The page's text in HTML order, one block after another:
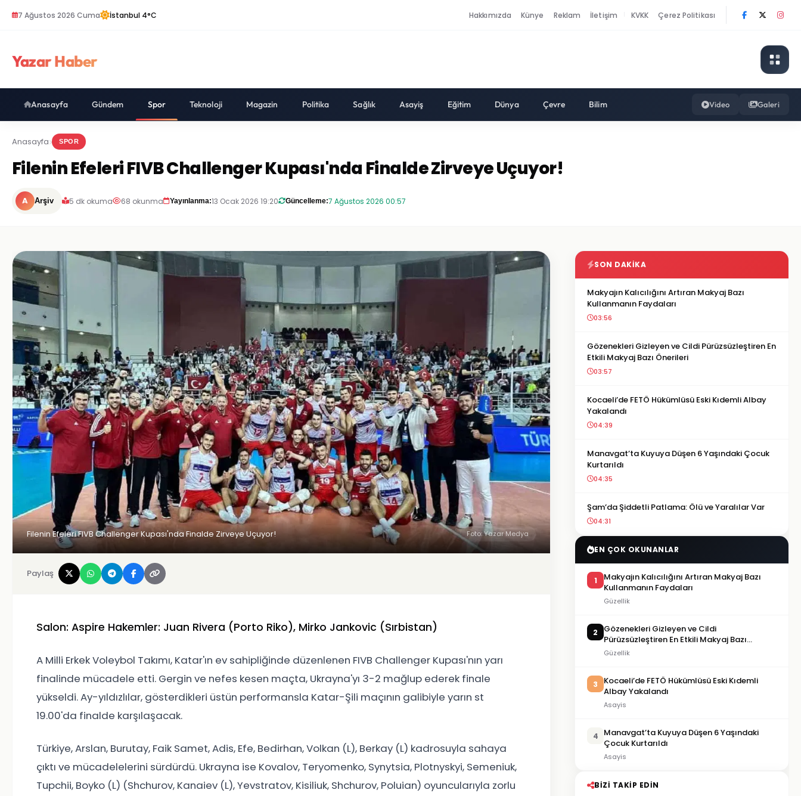
7 Ağustos 2026 Cuma İstanbul 4°C Hakkımızda Künye Reklam İletişim KVKK Çerez Politikası
Yazar Haber
Anasayfa Gündem Spor Teknoloji Magazin Politika Sağlık Asayiş Eğitim Dünya Çevre Bilim Video Galeri
Anasayfa SPOR
Filenin Efeleri FIVB Challenger Kupası'nda Finalde Zirveye Uçuyor!
A Arşiv 5 dk okuma 68 okunma Yayınlanma:13 Ocak 2026 19:20 Güncelleme:7 Ağustos 2026 00:57
Filenin Efeleri FIVB Challenger Kupası'nda Finalde Zirveye Uçuyor! Foto: Yazar Medya
Paylaş
Salon: Aspire Hakemler: Juan Rivera (Porto Riko), Mirko Jankovic (Sırbistan)
A Milli Erkek Voleybol Takımı, Katar'ın ev sahipliğinde düzenlenen FIVB Challenger Kupası'nın yarı
finalinde mücadele etti. Gergin ve nefes kesen maçta, Ukrayna'yı 3-2 mağlup ederek finale
yükseldi. Ay-yıldızlılar, gösterdikleri üstün performansla Katar-Şili maçının galibiyle yarın st
19.00'da finalde karşılaşacak.
Türkiye, Arslan, Burutay, Faik Samet, Adis, Efe, Bedirhan, Volkan (L), Berkay (L) kadrosuyla sahaya
çıktı ve mücadelelerini sürdürdü. Ukrayna ise Kovalov, Teryomenko, Synytsia, Plotnyskyi, Semeniuk,
Tupchii, Boyko (L) (Shchurov, Kanaiev (L), Yevstratov, Kisiliuk, Shchurov, Poluian) oyuncularıyla zorlu
SON DAKIKA
Makyajın Kalıcılığını Artıran Makyaj Bazı
Kullanmanın Faydaları
03:56
Gözenekleri Gizleyen ve Cildi Pürüzsüzleştiren En
Etkili Makyaj Bazı Önerileri
03:57
Kocaeli’de FETÖ Hükümlüsü Eski Kıdemli Albay
Yakalandı
04:39
Manavgat’ta Kuyuya Düşen 6 Yaşındaki Çocuk
Kurtarıldı
04:35
Şam’da Şiddetli Patlama: Ölü ve Yaralılar Var
04:31
EN ÇOK OKUNANLAR
1
Makyajın Kalıcılığını Artıran Makyaj Bazı
Kullanmanın Faydaları
Güzellik
2
Gözenekleri Gizleyen ve Cildi
Pürüzsüzleştiren En Etkili Makyaj Bazı
Önerileri
Güzellik
3
Kocaeli’de FETÖ Hükümlüsü Eski Kıdemli
Albay Yakalandı
Asayis
4
Manavgat’ta Kuyuya Düşen 6 Yaşındaki
Çocuk Kurtarıldı
Asayis
BIZI TAKIP EDIN